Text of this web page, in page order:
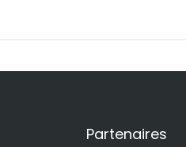
Partenaires